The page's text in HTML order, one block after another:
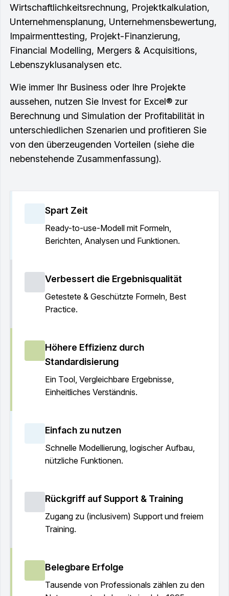
Wirtschaftlichkeitsrechnung, Projektkalkulation,
Unternehmensplanung, Unternehmensbewertung,
Impairmenttesting, Projekt-Finanzierung,
Financial Modelling, Mergers & Acquisitions,
Lebenszyklusanalysen etc.
Wie immer Ihr Business oder Ihre Projekte
aussehen, nutzen Sie Invest for Excel® zur
Berechnung und Simulation der Profitabilität in
unterschiedlichen Szenarien und profitieren Sie
von den überzeugenden Vorteilen (siehe die
nebenstehende Zusammenfassung).
Spart Zeit
Ready-to-use-Modell mit Formeln,
Berichten, Analysen und Funktionen.
Verbessert die Ergebnisqualität
Getestete & Geschützte Formeln, Best
Practice.
Höhere Effizienz durch
Standardisierung
Ein Tool, Vergleichbare Ergebnisse,
Einheitliches Verständnis.
Einfach zu nutzen
Schnelle Modellierung, logischer Aufbau,
nützliche Funktionen.
Rückgriff auf Support & Training
Zugang zu (inclusivem) Support und freiem
Training.
Belegbare Erfolge
Tausende von Professionals zählen zu den